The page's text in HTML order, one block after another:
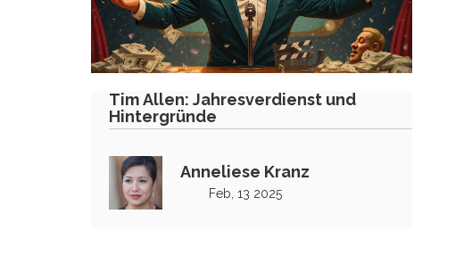
Tim Allen: Jahresverdienst und
Hintergründe
Anneliese Kranz
Feb, 13 2025